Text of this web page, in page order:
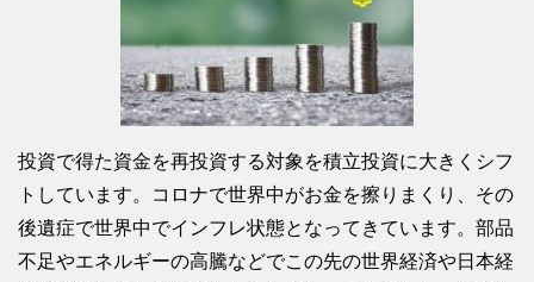
投資で得た資金を再投資する対象を積立投資に大きくシフ
トしています。コロナで世界中がお金を擦りまくり、その
後遺症で世界中でインフレ状態となってきています。部品
不足やエネルギーの高騰などでこの先の世界経済や日本経